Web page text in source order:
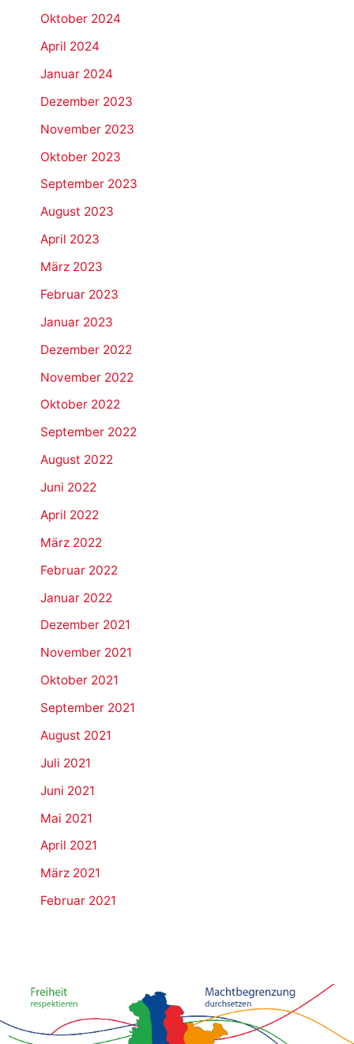
Oktober 2024
April 2024
Januar 2024
Dezember 2023
November 2023
Oktober 2023
September 2023
August 2023
April 2023
März 2023
Februar 2023
Januar 2023
Dezember 2022
November 2022
Oktober 2022
September 2022
August 2022
Juni 2022
April 2022
März 2022
Februar 2022
Januar 2022
Dezember 2021
November 2021
Oktober 2021
September 2021
August 2021
Juli 2021
Juni 2021
Mai 2021
April 2021
März 2021
Februar 2021